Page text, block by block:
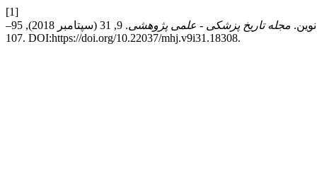
[1]
مجله تاریخ پزشکی - علمی پژوهشی
. 9, 31 (سپتامبر 2018), 95–
107. DOI:https://doi.org/10.22037/mhj.v9i31.18308.